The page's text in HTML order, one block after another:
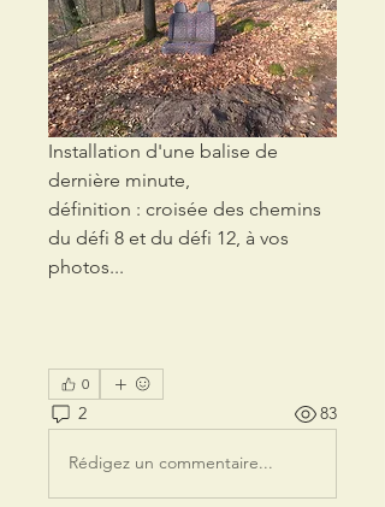
Installation d'une balise de
dernière minute,
définition : croisée des chemins
du défi 8 et du défi 12, à vos
photos...
0
2 83
Rédigez un commentaire...